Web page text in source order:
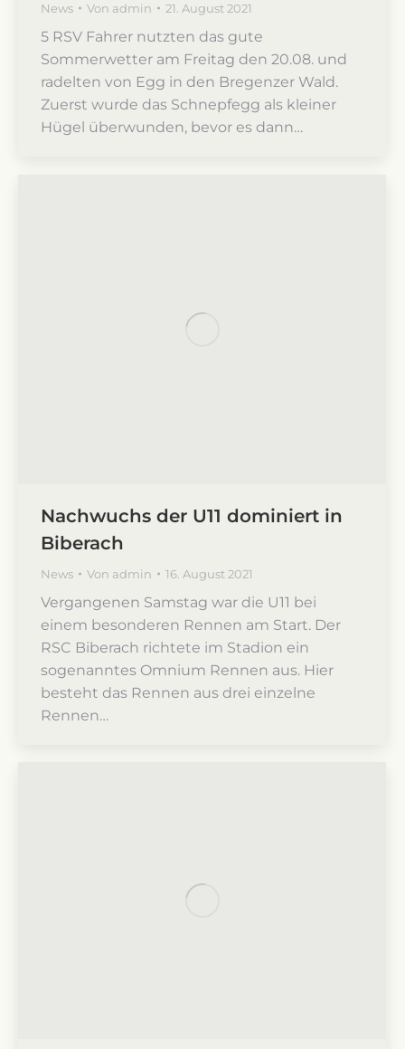
News Von admin 21. August 2021
5 RSV Fahrer nutzten das gute
Sommerwetter am Freitag den 20.08. und
radelten von Egg in den Bregenzer Wald.
Zuerst wurde das Schnepfegg als kleiner
Hügel überwunden, bevor es dann…
Nachwuchs der U11 dominiert in
Biberach
News Von admin 16. August 2021
Vergangenen Samstag war die U11 bei
einem besonderen Rennen am Start. Der
RSC Biberach richtete im Stadion ein
sogenanntes Omnium Rennen aus. Hier
besteht das Rennen aus drei einzelne
Rennen…